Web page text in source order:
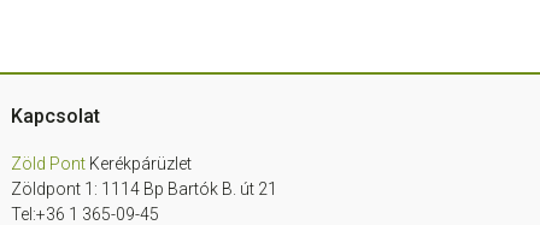
Footer
Kapcsolat
Zöld PontKerékpárüzlet
Zöldpont 1: 1114 Bp Bartók B. út 21
Tel:+36 1 365-09-45